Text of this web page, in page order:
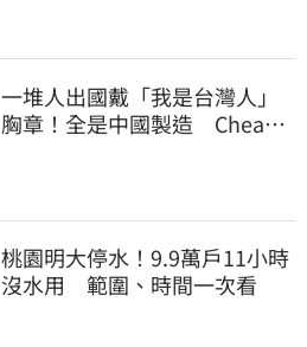
一堆人出國戴「我是台灣人」
胸章！全是中國製造 Cheap
桃園明大停水！9.9萬戶11小時
沒水用 範圍、時間一次看